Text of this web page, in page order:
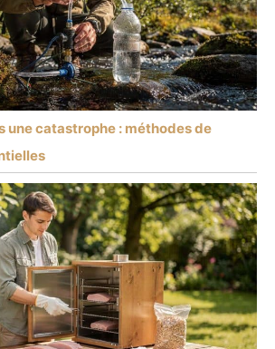
une catastrophe : méthodes de